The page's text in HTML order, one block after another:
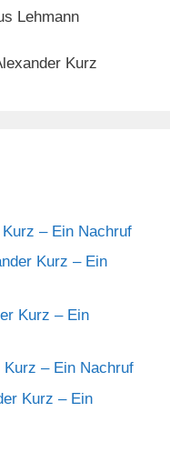
Lehmann
Kurz
– Ein Nachruf
Kurz – Ein
Kurz – Ein
Kurz – Ein Nachruf
Kurz – Ein